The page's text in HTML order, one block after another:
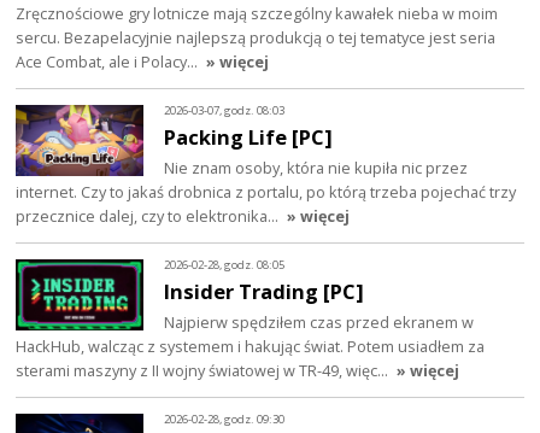
Zręcznościowe gry lotnicze mają szczególny kawałek nieba w moim
sercu. Bezapelacyjnie najlepszą produkcją o tej tematyce jest seria
Ace Combat, ale i Polacy… » więcej
2026-03-07, godz. 08:03
Packing Life [PC]
Nie znam osoby, która nie kupiła nic przez
internet. Czy to jakaś drobnica z portalu, po którą trzeba pojechać trzy
przecznice dalej, czy to elektronika… » więcej
2026-02-28, godz. 08:05
Insider Trading [PC]
Najpierw spędziłem czas przed ekranem w
HackHub, walcząc z systemem i hakując świat. Potem usiadłem za
sterami maszyny z II wojny światowej w TR-49, więc… » więcej
2026-02-28, godz. 09:30